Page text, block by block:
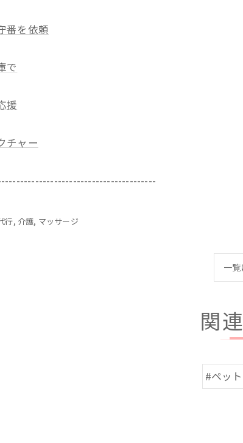
番を依頼
で
援
チャー
行 介護 マッサージ
一覧
関
#ペッ